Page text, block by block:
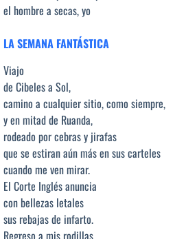
el hombre a secas, yo
LA SEMANA FANTÁSTICA
Viajo
de Cibeles a Sol,
camino a cualquier sitio, como siempre,
y en mitad de Ruanda,
rodeado por cebras y jirafas
que se estiran aún más en sus carteles
cuando me ven mirar.
El Corte Inglés anuncia
con bellezas letales
sus rebajas de infarto.
Regreso a mis rodillas.